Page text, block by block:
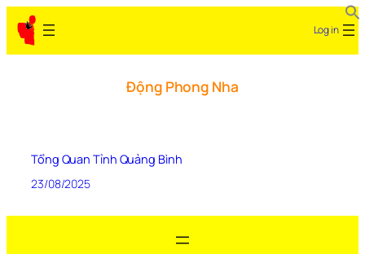
Log in
Động Phong Nha
Tổng Quan Tỉnh Quảng Bình
23/08/2025